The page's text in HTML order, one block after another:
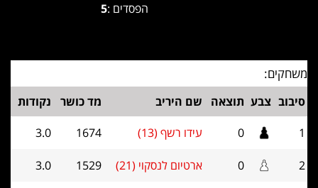
הפסדים :5
משחקים:
סיבוב צבע תוצאה שם היריב מד כושר
נקודות
1
0 עידו רשף (13) 1674
3.0
2
0 ארטיום לנסקוי (21) 1529
3.0